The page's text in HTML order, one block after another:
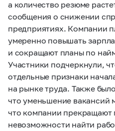
а количество резюме
сообщения о снижении
предприятиях. Компании
умеренно повышать
и сокращают планы по
Участники подчеркнули,
отдельные признаки
на рынке труда. Также
что уменьшение вакансий
что компании прекращают
невозможности найти